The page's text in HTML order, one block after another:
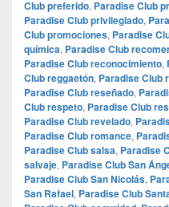
Club preferido, Paradise Club
Paradise Club privilegiado,
Club promociones, Paradise
química, Paradise Club
Paradise Club reconocimiento,
Club reggaetón, Paradise Club
Paradise Club reseñado,
Club respeto, Paradise Club
Paradise Club revelado,
Paradise Club romance,
Paradise Club salsa, Paradise
salvaje, Paradise Club San
Paradise Club San Nicolás,
San Rafael, Paradise Club